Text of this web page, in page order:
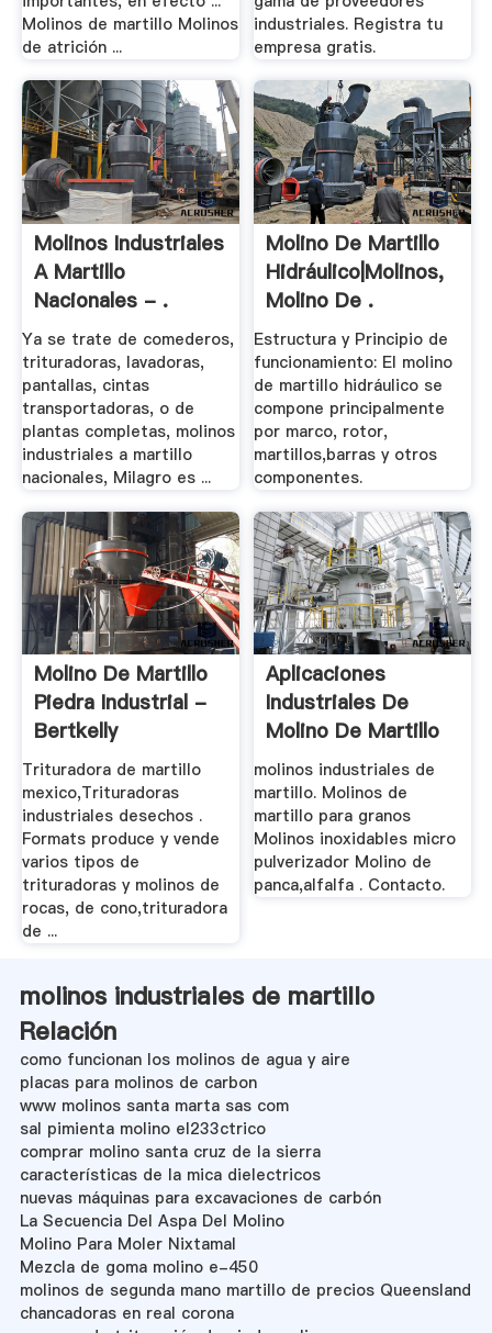
Molinos de martillo Molinos
de atrición ...
industriales. Registra tu
empresa gratis.
Molinos Industriales
A Martillo
Nacionales - .
Ya se trate de comederos,
trituradoras, lavadoras,
pantallas, cintas
transportadoras, o de
plantas completas, molinos
industriales a martillo
nacionales, Milagro es ...
Molino De Martillo
Hidráulico|Molinos,
Molino De .
Estructura y Principio de
funcionamiento: El molino
de martillo hidráulico se
compone principalmente
por marco, rotor,
martillos,barras y otros
componentes.
Molino De Martillo
Piedra Industrial -
Bertkelly
Trituradora de martillo
mexico,Trituradoras
industriales desechos .
Formats produce y vende
varios tipos de
trituradoras y molinos de
rocas, de cono,trituradora
de ...
Aplicaciones
Industriales De
Molino De Martillo
molinos industriales de
martillo. Molinos de
martillo para granos
Molinos inoxidables micro
pulverizador Molino de
panca,alfalfa . Contacto.
molinos industriales de martillo
Relación
como funcionan los molinos de agua y aire
placas para molinos de carbon
www molinos santa marta sas com
sal pimienta molino el233ctrico
comprar molino santa cruz de la sierra
características de la mica dielectricos
nuevas máquinas para excavaciones de carbón
La Secuencia Del Aspa Del Molino
Molino Para Moler Nixtamal
Mezcla de goma molino e-450
molinos de segunda mano martillo de precios Queensland
chancadoras en real corona